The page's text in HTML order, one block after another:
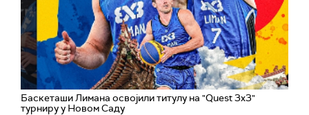
Баскеташи Лимана освојили титулу на "Quest 3x3"
турниру у Новом Саду